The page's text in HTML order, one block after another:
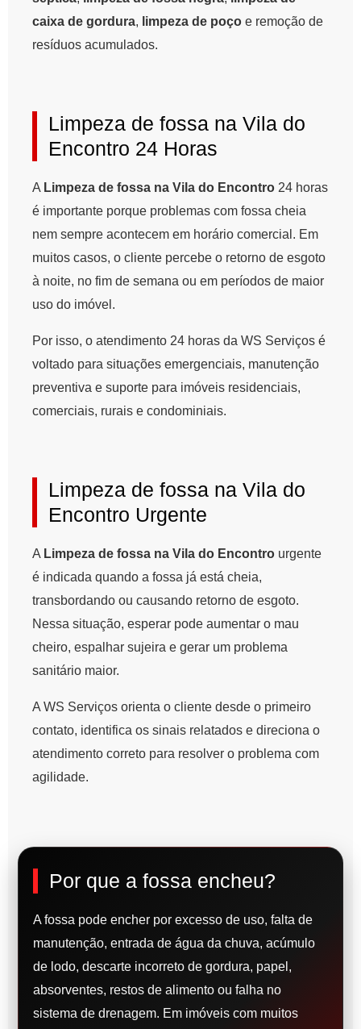
caixa de gordura, limpeza de poço e remoção de
resíduos acumulados.
Limpeza de fossa na Vila do
Encontro 24 Horas
A Limpeza de fossa na Vila do Encontro 24 horas
é importante porque problemas com fossa cheia
nem sempre acontecem em horário comercial. Em
muitos casos, o cliente percebe o retorno de esgoto
à noite, no fim de semana ou em períodos de maior
uso do imóvel.
Por isso, o atendimento 24 horas da WS Serviços é
voltado para situações emergenciais, manutenção
preventiva e suporte para imóveis residenciais,
comerciais, rurais e condominiais.
Limpeza de fossa na Vila do
Encontro Urgente
A Limpeza de fossa na Vila do Encontro urgente
é indicada quando a fossa já está cheia,
transbordando ou causando retorno de esgoto.
Nessa situação, esperar pode aumentar o mau
cheiro, espalhar sujeira e gerar um problema
sanitário maior.
A WS Serviços orienta o cliente desde o primeiro
contato, identifica os sinais relatados e direciona o
atendimento correto para resolver o problema com
agilidade.
Por que a fossa encheu?
A fossa pode encher por excesso de uso, falta de
manutenção, entrada de água da chuva, acúmulo
de lodo, descarte incorreto de gordura, papel,
absorventes, restos de alimento ou falha no
sistema de drenagem. Em imóveis com muitos